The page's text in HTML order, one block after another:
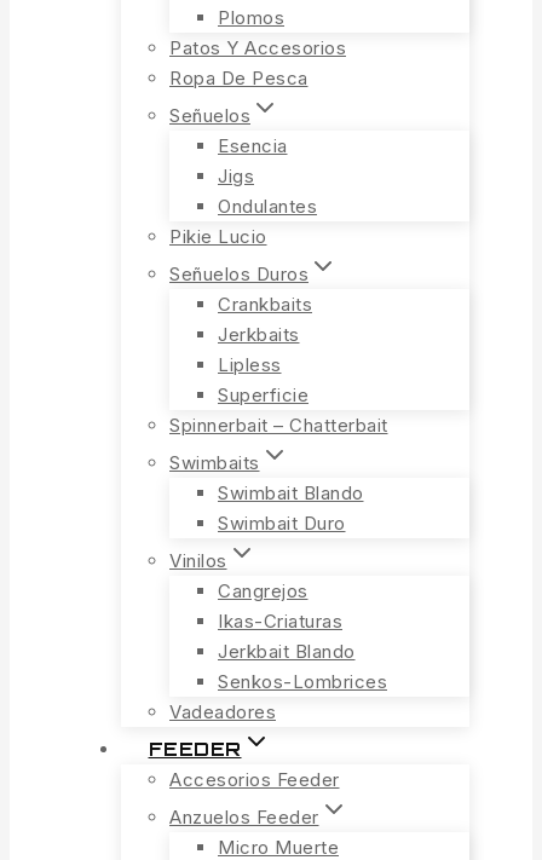
Plomos
Patos Y Accesorios
Ropa De Pesca
Señuelos
Esencia
Jigs
Ondulantes
Pikie Lucio
Señuelos Duros
Crankbaits
Jerkbaits
Lipless
Superficie
Spinnerbait – Chatterbait
Swimbaits
Swimbait Blando
Swimbait Duro
Vinilos
Cangrejos
Ikas-Criaturas
Jerkbait Blando
Senkos-Lombrices
Vadeadores
FEEDER
Accesorios Feeder
Anzuelos Feeder
Micro Muerte